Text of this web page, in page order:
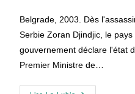
publication :
Belgrade, 2003. Dès
Serbie Zoran Djindjic, le
gouvernement déclare l'état
Premier Ministre de…